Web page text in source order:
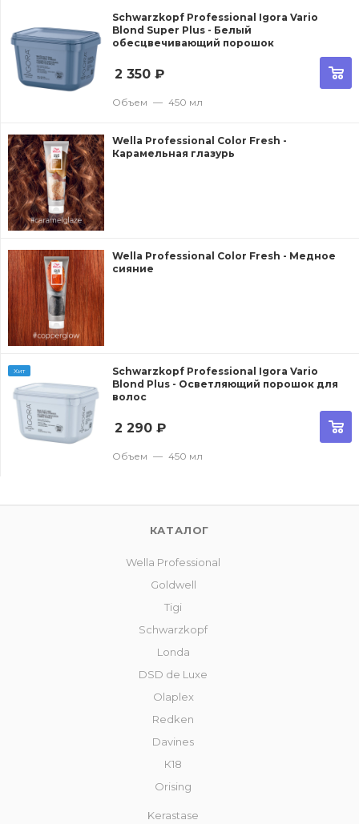
Schwarzkopf Professional Igora Vario
Blond Super Plus - Белый
обесцвечивающий порошок
2 350 ₽
Объем — 450 мл
Wella Professional Color Fresh -
Карамельная глазурь
Wella Professional Color Fresh - Медное
сияние
Хит
Schwarzkopf Professional Igora Vario
Blond Plus - Осветляющий порошок для
волос
2 290 ₽
Объем — 450 мл
КАТАЛОГ
Wella Professional
Goldwell
Tigi
Schwarzkopf
Londa
DSD de Luxe
Olaplex
Redken
Davines
К18
Orising
Kerastase